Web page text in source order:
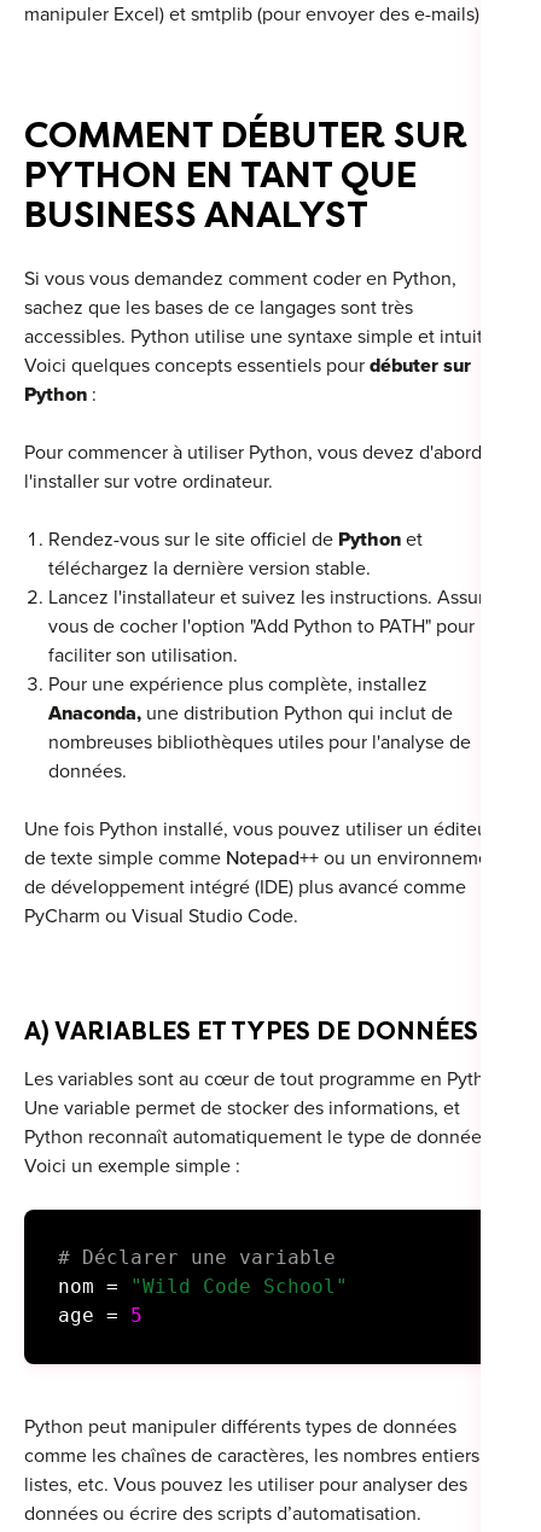
manipuler Excel) et smtplib (pour envoyer des e-mails).
COMMENT DÉBUTER SUR
PYTHON EN TANT QUE
BUSINESS ANALYST
Si vous vous demandez comment coder en Python,
sachez que les bases de ce langages sont très
accessibles. Python utilise une syntaxe simple et intuitive.
Voici quelques concepts essentiels pour débuter sur
Python :
Pour commencer à utiliser Python, vous devez d'abord
l'installer sur votre ordinateur.
Rendez-vous sur le site officiel de Python et
téléchargez la dernière version stable.
Lancez l'installateur et suivez les instructions. Assurez-
vous de cocher l'option "Add Python to PATH" pour
faciliter son utilisation.
Pour une expérience plus complète, installez
Anaconda, une distribution Python qui inclut de
nombreuses bibliothèques utiles pour l'analyse de
données.
Une fois Python installé, vous pouvez utiliser un éditeur
de texte simple comme Notepad++ ou un environnement
de développement intégré (IDE) plus avancé comme
PyCharm ou Visual Studio Code.
A) VARIABLES ET TYPES DE DONNÉES
Les variables sont au cœur de tout programme en Python.
Une variable permet de stocker des informations, et
Python reconnaît automatiquement le type de données.
Voici un exemple simple :
# Déclarer une variable
nom =
"Wild Code School"
age =
5
Python peut manipuler différents types de données
comme les chaînes de caractères, les nombres entiers, les
listes, etc. Vous pouvez les utiliser pour analyser des
données ou écrire des scripts d’automatisation.